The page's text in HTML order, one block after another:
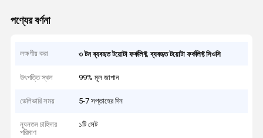
পণ্যের বর্ণনা
লক্ষণীয় করা ৩ টন ব্যবহৃত টয়োটা ফর্কলিফ্ট,ব্যবহৃত টয়োটা ফর্কলিফ্ট সিওসি
উৎপত্তি স্থল 99% মূল জাপান
ডেলিভারি সময় 5-7 সপ্তাহের দিন
ন্যূনতম চাহিদার
পরিমাণ
১টি সেট